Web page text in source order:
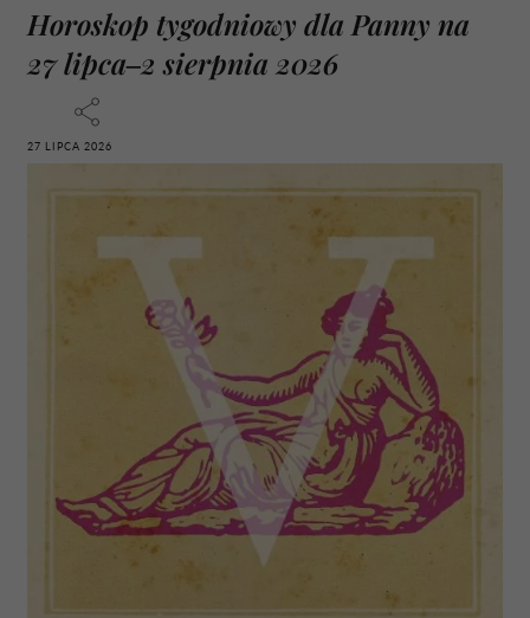
Horoskop tygodniowy dla Panny na
27 lipca–2 sierpnia 2026
27 LIPCA 2026